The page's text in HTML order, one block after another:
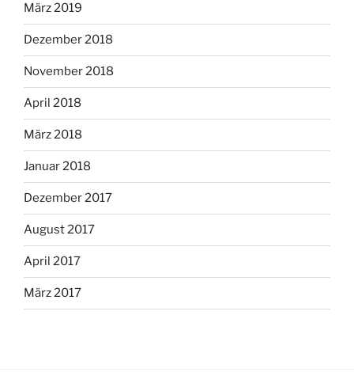
März 2019
Dezember 2018
November 2018
April 2018
März 2018
Januar 2018
Dezember 2017
August 2017
April 2017
März 2017